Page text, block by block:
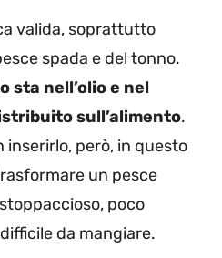
valida, soprattutto
spada e del tonno.
sta nell’olio e nel
sull’alimento.
inserirlo, però, in questo
un pesce
poco
da mangiare.